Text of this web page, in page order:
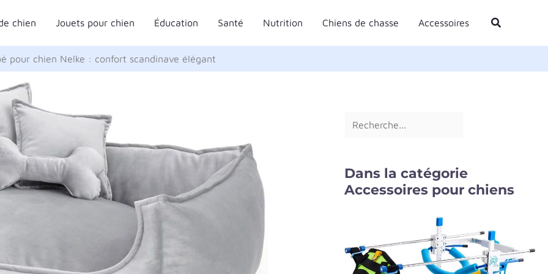
chien Jouets pour chien Éducation Santé Nutrition Chiens de chasse Accessoires Rechercher
pour chien Nelke : confort scandinave élégant
e
c
e
r
Dans la catégorie
Accessoires pour chiens